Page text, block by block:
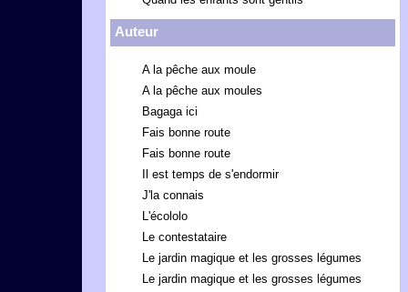
Auteur
A la pêche aux moule
A la pêche aux moules
Bagaga ici
Fais bonne route
Fais bonne route
Il est temps de s'endormir
J'la connais
L'écololo
Le contestataire
Le jardin magique et les grosses légumes
Le jardin magique et les grosses légumes